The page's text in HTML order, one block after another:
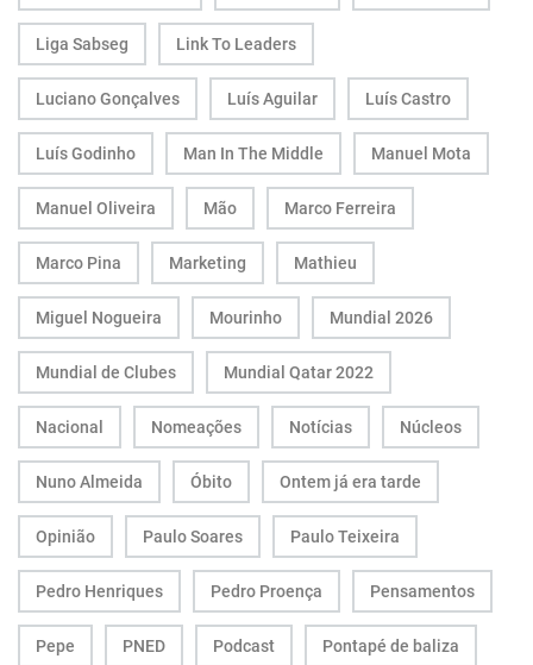
Liga Sabseg Link To Leaders
Luciano Gonçalves Luís Aguilar Luís Castro
Luís Godinho Man In The Middle Manuel Mota
Manuel Oliveira Mão Marco Ferreira
Marco Pina Marketing Mathieu
Miguel Nogueira Mourinho Mundial 2026
Mundial de Clubes Mundial Qatar 2022
Nacional Nomeações Notícias Núcleos
Nuno Almeida Óbito Ontem já era tarde
Opinião Paulo Soares Paulo Teixeira
Pedro Henriques Pedro Proença Pensamentos
Pepe PNED Podcast Pontapé de baliza